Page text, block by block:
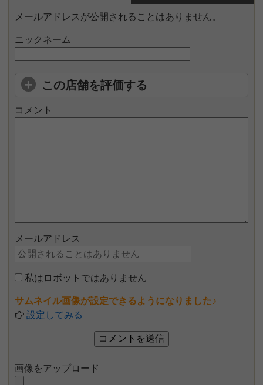
メールアドレスが公開されることはありません。
ニックネーム
この店舗を評価する
コメント
メールアドレス
私はロボットではありません
サムネイル画像が設定できるようになりました♪
設定してみる
画像をアップロード